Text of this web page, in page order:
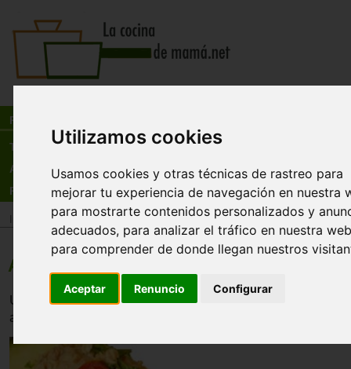
Utilizamos cookies
Usamos cookies y otras técnicas de rastreo para
mejorar tu experiencia de navegación en nuestra
para mostrarte contenidos personalizados y
adecuados, para analizar el tráfico en nuestra
para comprender de donde llegan nuestros
Aceptar Renuncio Configurar
Recetas
Tienda
Actualidad
Registro
Recetas >Pescados y mariscos
Aguacate relleno de atún a la oriental
Un aguacate que mezcla es sabor orienta del atún
aunque hay que tener cuidado con lo graso que es el